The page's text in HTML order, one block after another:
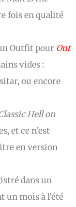
fois en qualité
Outfit pour Out
vides :
ou encore
Hell on
et ce n’est
en version
dans un
un mois à l’été